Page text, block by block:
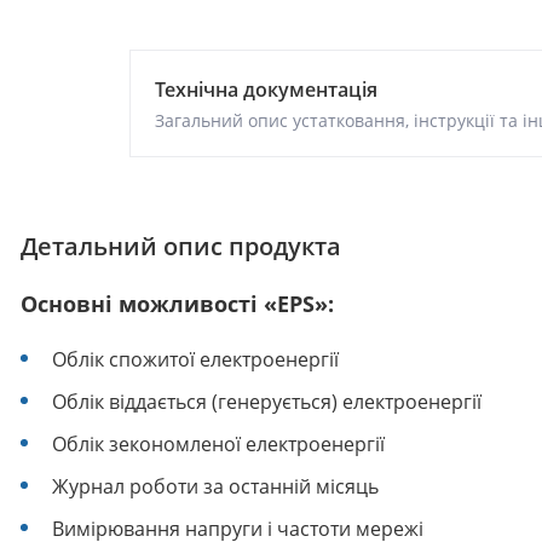
Технічна документація
Загальний опис устатковання, інструкції та
Детальний опис продукта
Основні можливості «EPS»:
Облік спожитої електроенергії
Облік віддається (генерується) електроенергії
Облік зекономленої електроенергії
Журнал роботи за останній місяць
Вимірювання напруги і частоти мережі